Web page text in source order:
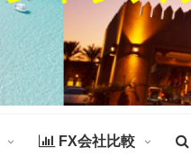
FX会社比較